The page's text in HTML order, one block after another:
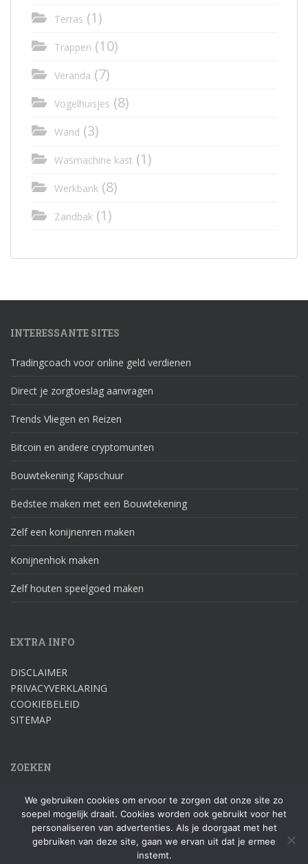
Terras (1)
Trappen (10)
Veranda (7)
Vogelhuisjes (8)
Wand (3)
Wasmachine kast (1)
Werkbank (8)
Zandbak (1)
INTERESSANTE SITES
Tradingcoach voor online geld verdienen
Direct je zorgtoeslag aanvragen
Trends Vliegen en Reizen
Bitcoin en andere cryptomunten
Bouwtekening Kapschuur
Bedstee maken met een Bouwtekening
Zelf een konijnenren maken
Konijnenhok maken
Zelf houten speelgoed maken
EXTRA INFO
DISCLAIMER
PRIVACYVERKLARING
COOKIEBELEID
SITEMAP
ZOEKEN
Zoek
naar:
We gebruiken cookies om ervoor te zorgen dat onze site zo
soepel mogelijk draait. Cookies worden ook gebruikt voor het
personaliseren van advertenties. Als je doorgaat met het
gebruiken van deze site, gaan we ervan uit dat je ermee
instemt.